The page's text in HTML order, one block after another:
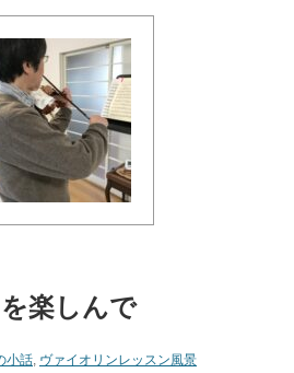
楽しんで
小話 ヴァイオリンレッスン風景